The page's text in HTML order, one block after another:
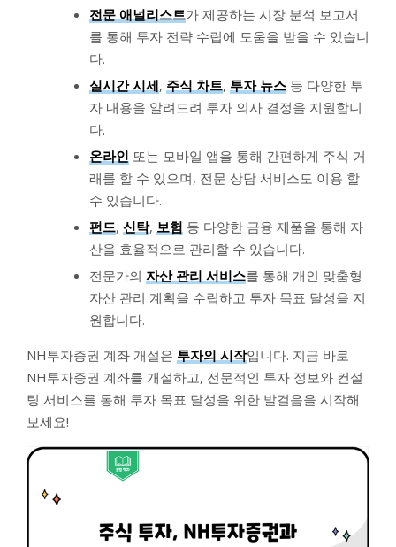
전문 애널리스트가 제공하는 시장 분석 보고서
를 통해 투자 전략 수립에 도움을 받을 수 있습니
다.
실시간 시세, 주식 차트, 투자 뉴스 등 다양한 투
자 내용을 알려드려 투자 의사 결정을 지원합니
다.
온라인 또는 모바일 앱을 통해 간편하게 주식 거
래를 할 수 있으며, 전문 상담 서비스도 이용 할
수 있습니다.
펀드, 신탁, 보험 등 다양한 금융 제품을 통해 자
산을 효율적으로 관리할 수 있습니다.
전문가의 자산 관리 서비스를 통해 개인 맞춤형
자산 관리 계획을 수립하고 투자 목표 달성을 지
원합니다.
NH투자증권 계좌 개설은 투자의 시작입니다. 지금 바로
NH투자증권 계좌를 개설하고, 전문적인 투자 정보와 컨설
팅 서비스를 통해 투자 목표 달성을 위한 발걸음을 시작해
보세요!